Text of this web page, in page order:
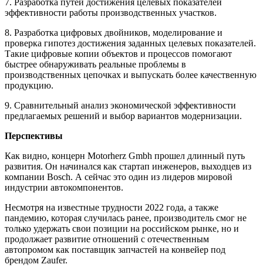
эффективности работы производственных участков.
8. Разработка цифровых двойников, моделирование и
проверка гипотез достижения заданных целевых показателей.
Такие цифровые копии объектов и процессов помогают
быстрее обнаруживать реальные проблемы в
производственных цепочках и выпускать более качественную
продукцию.
9. Сравнительный анализ экономической эффективности
предлагаемых решений и выбор вариантов модернизации.
Перспективы
Как видно, концерн Motorherz Gmbh прошел длинный путь
развития. Он начинался как стартап инженеров, выходцев из
компании Bosch. А сейчас это один из лидеров мировой
индустрии автокомпонентов.
Несмотря на известные трудности 2022 года, а также
пандемию, которая случилась ранее, производитель смог не
только удержать свои позиции на российском рынке, но и
продолжает развитие отношений с отечественным
автопромом как поставщик запчастей на конвейер под
брендом Zaufer.